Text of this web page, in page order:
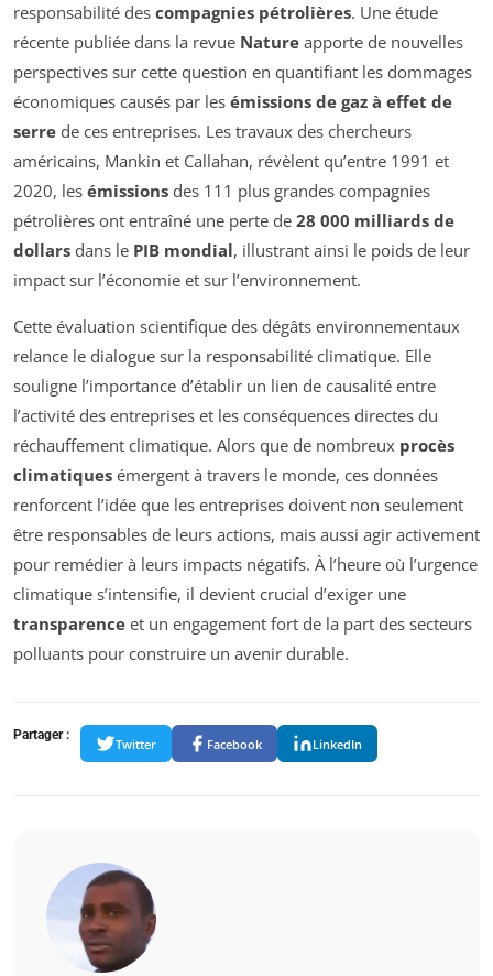
responsabilité des compagnies pétrolières. Une étude
récente publiée dans la revue Nature apporte de nouvelles
perspectives sur cette question en quantifiant les dommages
économiques causés par les émissions de gaz à effet de
serre de ces entreprises. Les travaux des chercheurs
américains, Mankin et Callahan, révèlent qu’entre 1991 et
2020, les émissions des 111 plus grandes compagnies
pétrolières ont entraîné une perte de 28 000 milliards de
dollars dans le PIB mondial, illustrant ainsi le poids de leur
impact sur l’économie et sur l’environnement.
Cette évaluation scientifique des dégâts environnementaux
relance le dialogue sur la responsabilité climatique. Elle
souligne l’importance d’établir un lien de causalité entre
l’activité des entreprises et les conséquences directes du
réchauffement climatique. Alors que de nombreux procès
climatiques émergent à travers le monde, ces données
renforcent l’idée que les entreprises doivent non seulement
être responsables de leurs actions, mais aussi agir activement
pour remédier à leurs impacts négatifs. À l’heure où l’urgence
climatique s’intensifie, il devient crucial d’exiger une
transparence et un engagement fort de la part des secteurs
polluants pour construire un avenir durable.
Partager :
Twitter Facebook LinkedIn